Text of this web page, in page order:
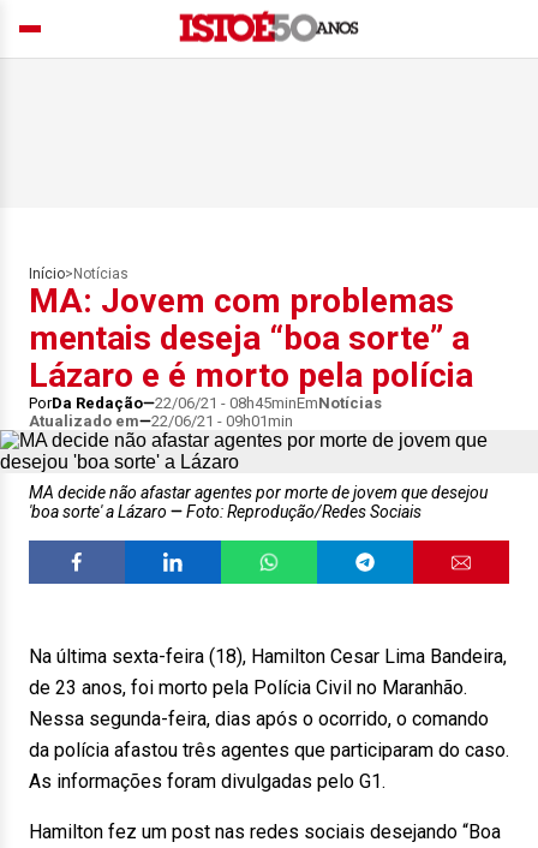
Início> Notícias
MA: Jovem com problemas
mentais deseja “boa sorte” a
Lázaro e é morto pela polícia
PorDa Redação 22/06/21 - 08h45minEmNotícias
Atualizado em
22/06/21 - 09h01min
MA decide não afastar agentes por morte de jovem que desejou
'boa sorte' a Lázaro
Foto: Reprodução/Redes Sociais
Na última sexta-feira (18), Hamilton Cesar Lima Bandeira,
de 23 anos, foi morto pela Polícia Civil no Maranhão.
Nessa segunda-feira, dias após o ocorrido, o comando
da polícia afastou três agentes que participaram do caso.
As informações foram divulgadas pelo G1.
Hamilton fez um post nas redes sociais desejando “Boa